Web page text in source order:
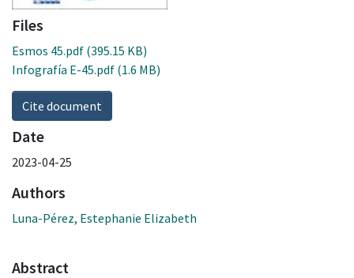
Files
Esmos 45.pdf (395.15 KB)
Infografía E-45.pdf (1.6 MB)
Cite document
Date
2023-04-25
Authors
Luna-Pérez, Estephanie Elizabeth
Abstract